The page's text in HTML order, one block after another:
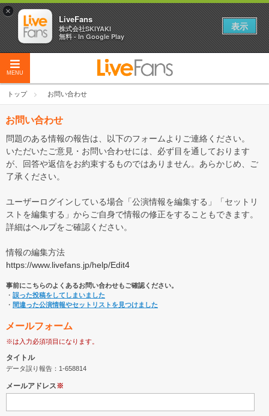
MENU
トップ お問い合わせ
お問い合わせ
問題のある情報の報告は、以下のフォームよりご連絡ください。
いただいたご意見・お問い合わせには、必ず目を通しております
が、回答や返信をお約束するものではありません。あらかじめ、ご
了承ください。
ユーザーログインしている場合「公演情報を編集する」「セットリ
ストを編集する」からご自身で情報の修正をすることもできます。
詳細はヘルプをご確認ください。
情報の編集方法
https://www.livefans.jp/help/Edit4
事前にこちらのよくあるお問い合わせもご確認ください。
・ 誤った投稿をしてしまいました
・ 間違った公演情報やセットリストを見つけました
メールフォーム
※は入力必須項目になります。
タイトル
データ誤り報告：1-658814
メールアドレス※
×
LiveFans
株式会社SKIYAKI
無料 - In Google Play
表示